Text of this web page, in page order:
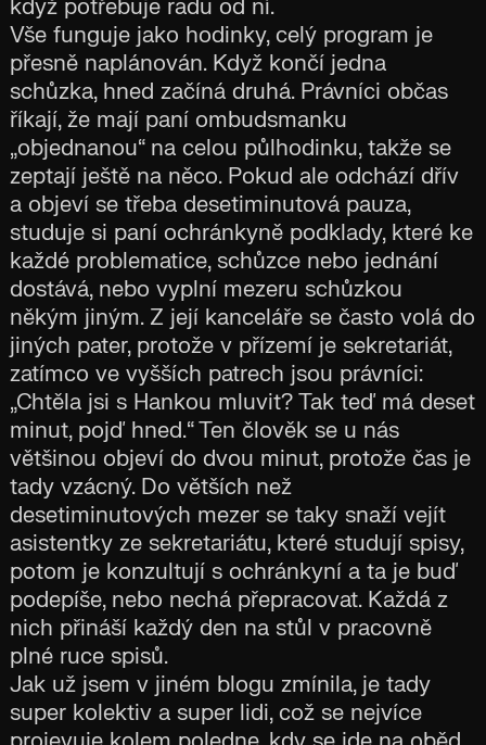
když potřebuje radu od ní.
Vše funguje jako hodinky, celý program je
přesně naplánován. Když končí jedna
schůzka, hned začíná druhá. Právníci občas
říkají, že mají paní ombudsmanku
„objednanou“ na celou půlhodinku, takže se
zeptají ještě na něco. Pokud ale odchází dřív
a objeví se třeba desetiminutová pauza,
studuje si paní ochránkyně podklady, které ke
každé problematice, schůzce nebo jednání
dostává, nebo vyplní mezeru schůzkou
někým jiným. Z její kanceláře se často volá do
jiných pater, protože v přízemí je sekretariát,
zatímco ve vyšších patrech jsou právníci:
„Chtěla jsi s Hankou mluvit? Tak teď má deset
minut, pojď hned.“ Ten člověk se u nás
většinou objeví do dvou minut, protože čas je
tady vzácný. Do větších než
desetiminutových mezer se taky snaží vejít
asistentky ze sekretariátu, které studují spisy,
potom je konzultují s ochránkyní a ta je buď
podepíše, nebo nechá přepracovat. Každá z
nich přináší každý den na stůl v pracovně
plné ruce spisů.
Jak už jsem v jiném blogu zmínila, je tady
super kolektiv a super lidi, což se nejvíce